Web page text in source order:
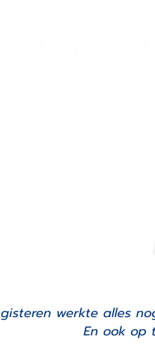
gisteren werkte alles
En ook op